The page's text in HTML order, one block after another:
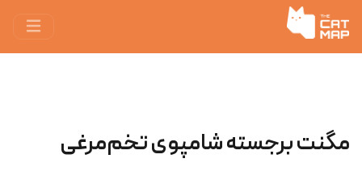
مگنت برجسته شامپوی تخم‌مرغی